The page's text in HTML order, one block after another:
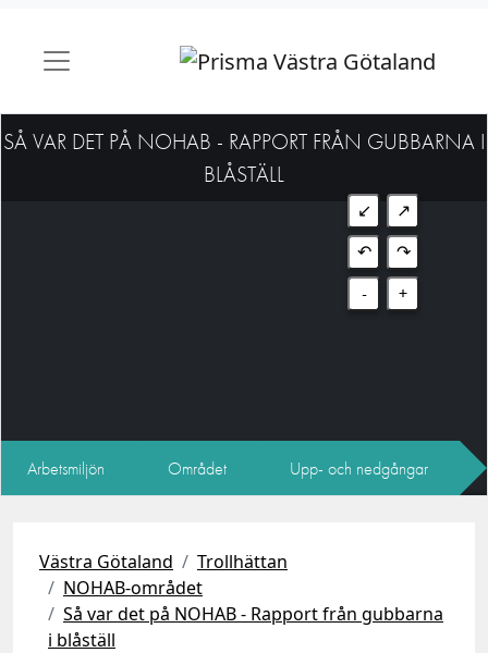
SÅ VAR DET PÅ NOHAB - RAPPORT FRÅN GUBBARNA I
BLÅSTÄLL
↙
↗
↶
↷
-
+
Arbetsmiljön Området Upp- och nedgångar
Västra Götaland
Trollhättan
NOHAB-området
Så var det på NOHAB - Rapport från gubbarna
i blåställ